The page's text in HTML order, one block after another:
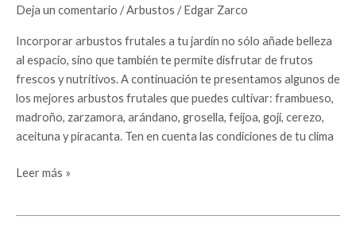
Deja un comentario /Arbustos /Edgar Zarco
Incorporar arbustos frutales a tu jardín no sólo añade belleza
al espacio, sino que también te permite disfrutar de frutos
frescos y nutritivos. A continuación te presentamos algunos de
los mejores arbustos frutales que puedes cultivar: frambueso,
madroño, zarzamora, arándano, grosella, feijoa, goji, cerezo,
aceituna y piracanta. Ten en cuenta las condiciones de tu clima
arbustos
para
tu
jardín
–
Guía
completa
Leer más »